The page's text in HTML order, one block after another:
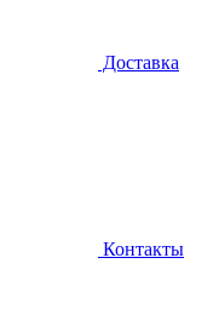
Доставка
Контакты